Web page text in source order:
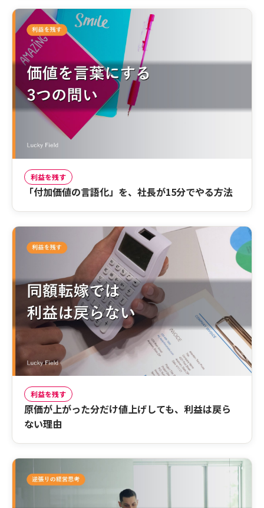
利益を残す
「付加価値の言語化」を、社長が15分でやる方法
利益を残す
原価が上がった分だけ値上げしても、利益は戻ら
ない理由